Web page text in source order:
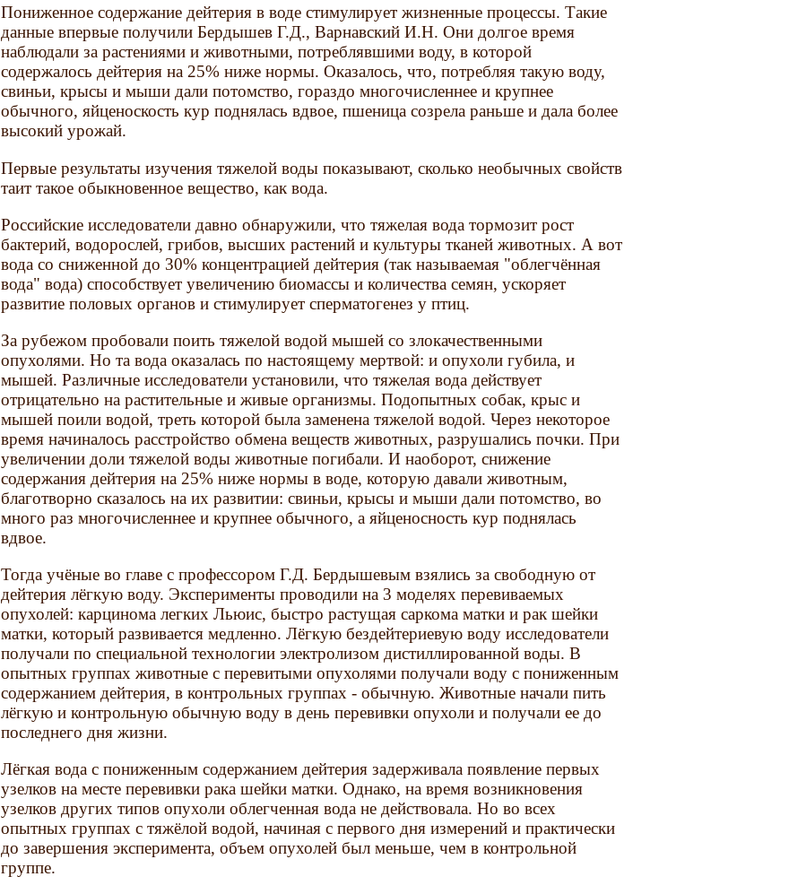
Пониженное содержание дейтерия в воде стимулирует жизненные процессы. Такие
данные впервые получили Бердышев Г.Д., Варнавский И.Н. Они долгое время
наблюдали за растениями и животными, потреблявшими воду, в которой
содержалось дейтерия на 25% ниже нормы. Оказалось, что, потребляя такую воду,
свиньи, крысы и мыши дали потомство, гораздо многочисленнее и крупнее
обычного, яйценоскость кур поднялась вдвое, пшеница созрела раньше и дала более
высокий урожай.
Первые результаты изучения тяжелой воды показывают, сколько необычных свойств
таит такое обыкновенное вещество, как вода.
Российские исследователи давно обнаружили, что тяжелая вода тормозит рост
бактерий, водорослей, грибов, высших растений и культуры тканей животных. А вот
вода со сниженной до 30% концентрацией дейтерия (так называемая "облегчённая
вода" вода) способствует увеличению биомассы и количества семян, ускоряет
развитие половых органов и стимулирует сперматогенез у птиц.
За рубежом пробовали поить тяжелой водой мышей со злокачественными
опухолями. Но та вода оказалась по настоящему мертвой: и опухоли губила, и
мышей. Различные исследователи установили, что тяжелая вода действует
отрицательно на растительные и живые организмы. Подопытных собак, крыс и
мышей поили водой, треть которой была заменена тяжелой водой. Через некоторое
время начиналось расстройство обмена веществ животных, разрушались почки. При
увеличении доли тяжелой воды животные погибали. И наоборот, снижение
содержания дейтерия на 25% ниже нормы в воде, которую давали животным,
благотворно сказалось на их развитии: свиньи, крысы и мыши дали потомство, во
много раз многочисленнее и крупнее обычного, а яйценосность кур поднялась
вдвое.
Тогда учёные во главе с профессором Г.Д. Бердышевым взялись за свободную от
дейтерия лёгкую воду. Эксперименты проводили на 3 моделях перевиваемых
опухолей: карцинома легких Льюис, быстро растущая саркома матки и рак шейки
матки, который развивается медленно. Лёгкую бездейтериевую воду исследователи
получали по специальной технологии электролизом дистиллированной воды. В
опытных группах животные с перевитыми опухолями получали воду с пониженным
содержанием дейтерия, в контрольных группах - обычную. Животные начали пить
лёгкую и контрольную обычную воду в день перевивки опухоли и получали ее до
последнего дня жизни.
Лёгкая вода с пониженным содержанием дейтерия задерживала появление первых
узелков на месте перевивки рака шейки матки. Однако, на время возникновения
узелков других типов опухоли облегченная вода не действовала. Но во всех
опытных группах с тяжёлой водой, начиная с первого дня измерений и практически
до завершения эксперимента, объем опухолей был меньше, чем в контрольной
группе.